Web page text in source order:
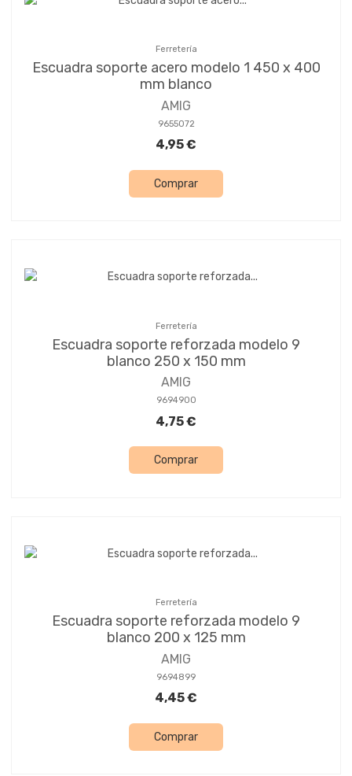
Ferretería
Escuadra soporte acero modelo 1 450 x 400
mm blanco
AMIG
9655072
4,95 €
Comprar
Ferretería
Escuadra soporte reforzada modelo 9
blanco 250 x 150 mm
AMIG
9694900
4,75 €
Comprar
Ferretería
Escuadra soporte reforzada modelo 9
blanco 200 x 125 mm
AMIG
9694899
4,45 €
Comprar